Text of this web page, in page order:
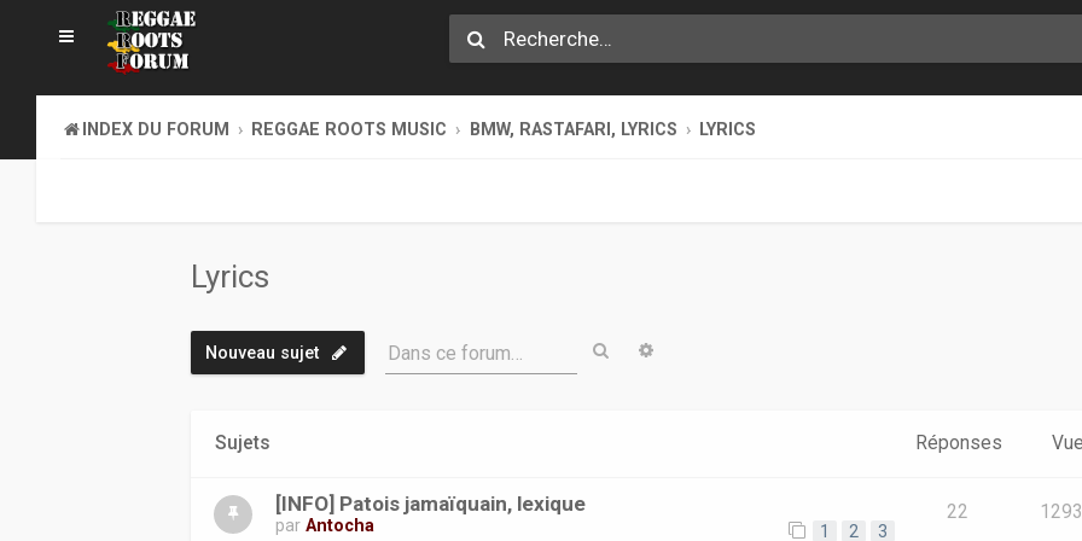
INDEX DU FORUM REGGAE ROOTS MUSIC BMW, RASTAFARI, LYRICS LYRICS
Lyrics
Nouveau sujet Dans ce forum… Rechercher
Sujets Réponses
[INFO] Patois jamaïquain, lexique
parAntocha 1 2 3
22